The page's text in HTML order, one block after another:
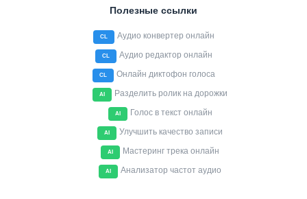
Полезные ссылки
CL Аудио конвертер онлайн
CL Аудио редактор онлайн
CL Онлайн диктофон голоса
AI Разделить ролик на дорожки
AI Голос в текст онлайн
AI Улучшить качество записи
AI Мастеринг трека онлайн
AI Анализатор частот аудио